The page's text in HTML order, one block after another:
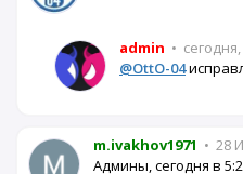
admin •
@OttO-04
m.ivakhov1971 • 28
Админы, сегодня в